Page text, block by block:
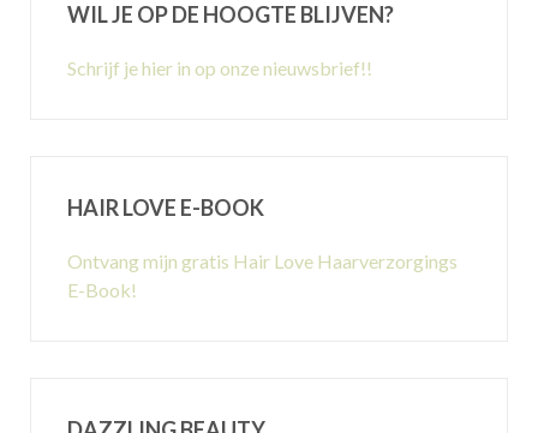
WIL JE OP DE HOOGTE BLIJVEN?
Schrijf je hier in op onze nieuwsbrief!!
HAIR LOVE E-BOOK
Ontvang mijn gratis Hair Love Haarverzorgings
E-Book!